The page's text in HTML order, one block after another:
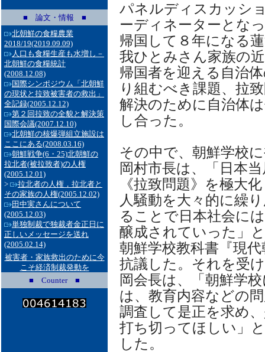
■ 論文・情報 ■
北朝鮮の食糧農業
2018/19(2019.09.09)
人口も食糧生産も水増し－
北朝鮮の食糧統計
(2008.12.08)
国際シンポジウム「北朝鮮
の現状と拉致被害者の救出」
全記録(2005.12.12)
第２回拉致の全貌と解決策
国際会議(2007.12.10)
北朝鮮の核爆弾組立施設は
ここにある(2008.03.16)
朝鮮戦争(6・25)北朝鮮の
拉北者(被拉致者)の人権
(2005.12.01)
>
拉北者の人権，拉北者と
その家族の人権(2005.12.02)
田中実さんについて
(2005.12.03)
単独制裁で独裁者金正日に
正しいメッセージを送れ
(2005.02.14)
被害者・家族救出のために今
こそ経済制裁発動を
■ Counter ■
パネルディスカッシ
ーディネーターとな
帰国して８年になる
我ひとみさん家族の
帰国者を迎える自治
り組むべき課題、拉
解決のために自治体
し合った。
その中で、朝鮮学校
岡村市長は、「日本
《拉致問題》を極大
人騒動を大々的に繰
ることで日本社会に
醸成されていった」
朝鮮学校教科書『現
抗議した。それを受
岡会長は、「朝鮮学
は、教育内容などの
調査して是正を求め
打ち切ってほしい」
した。